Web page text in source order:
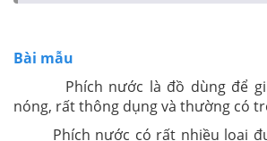
Bài mẫu
Phích nước là đồ dùng để
nóng, rất thông dụng và thường có
Phích nước có rất nhiều loại